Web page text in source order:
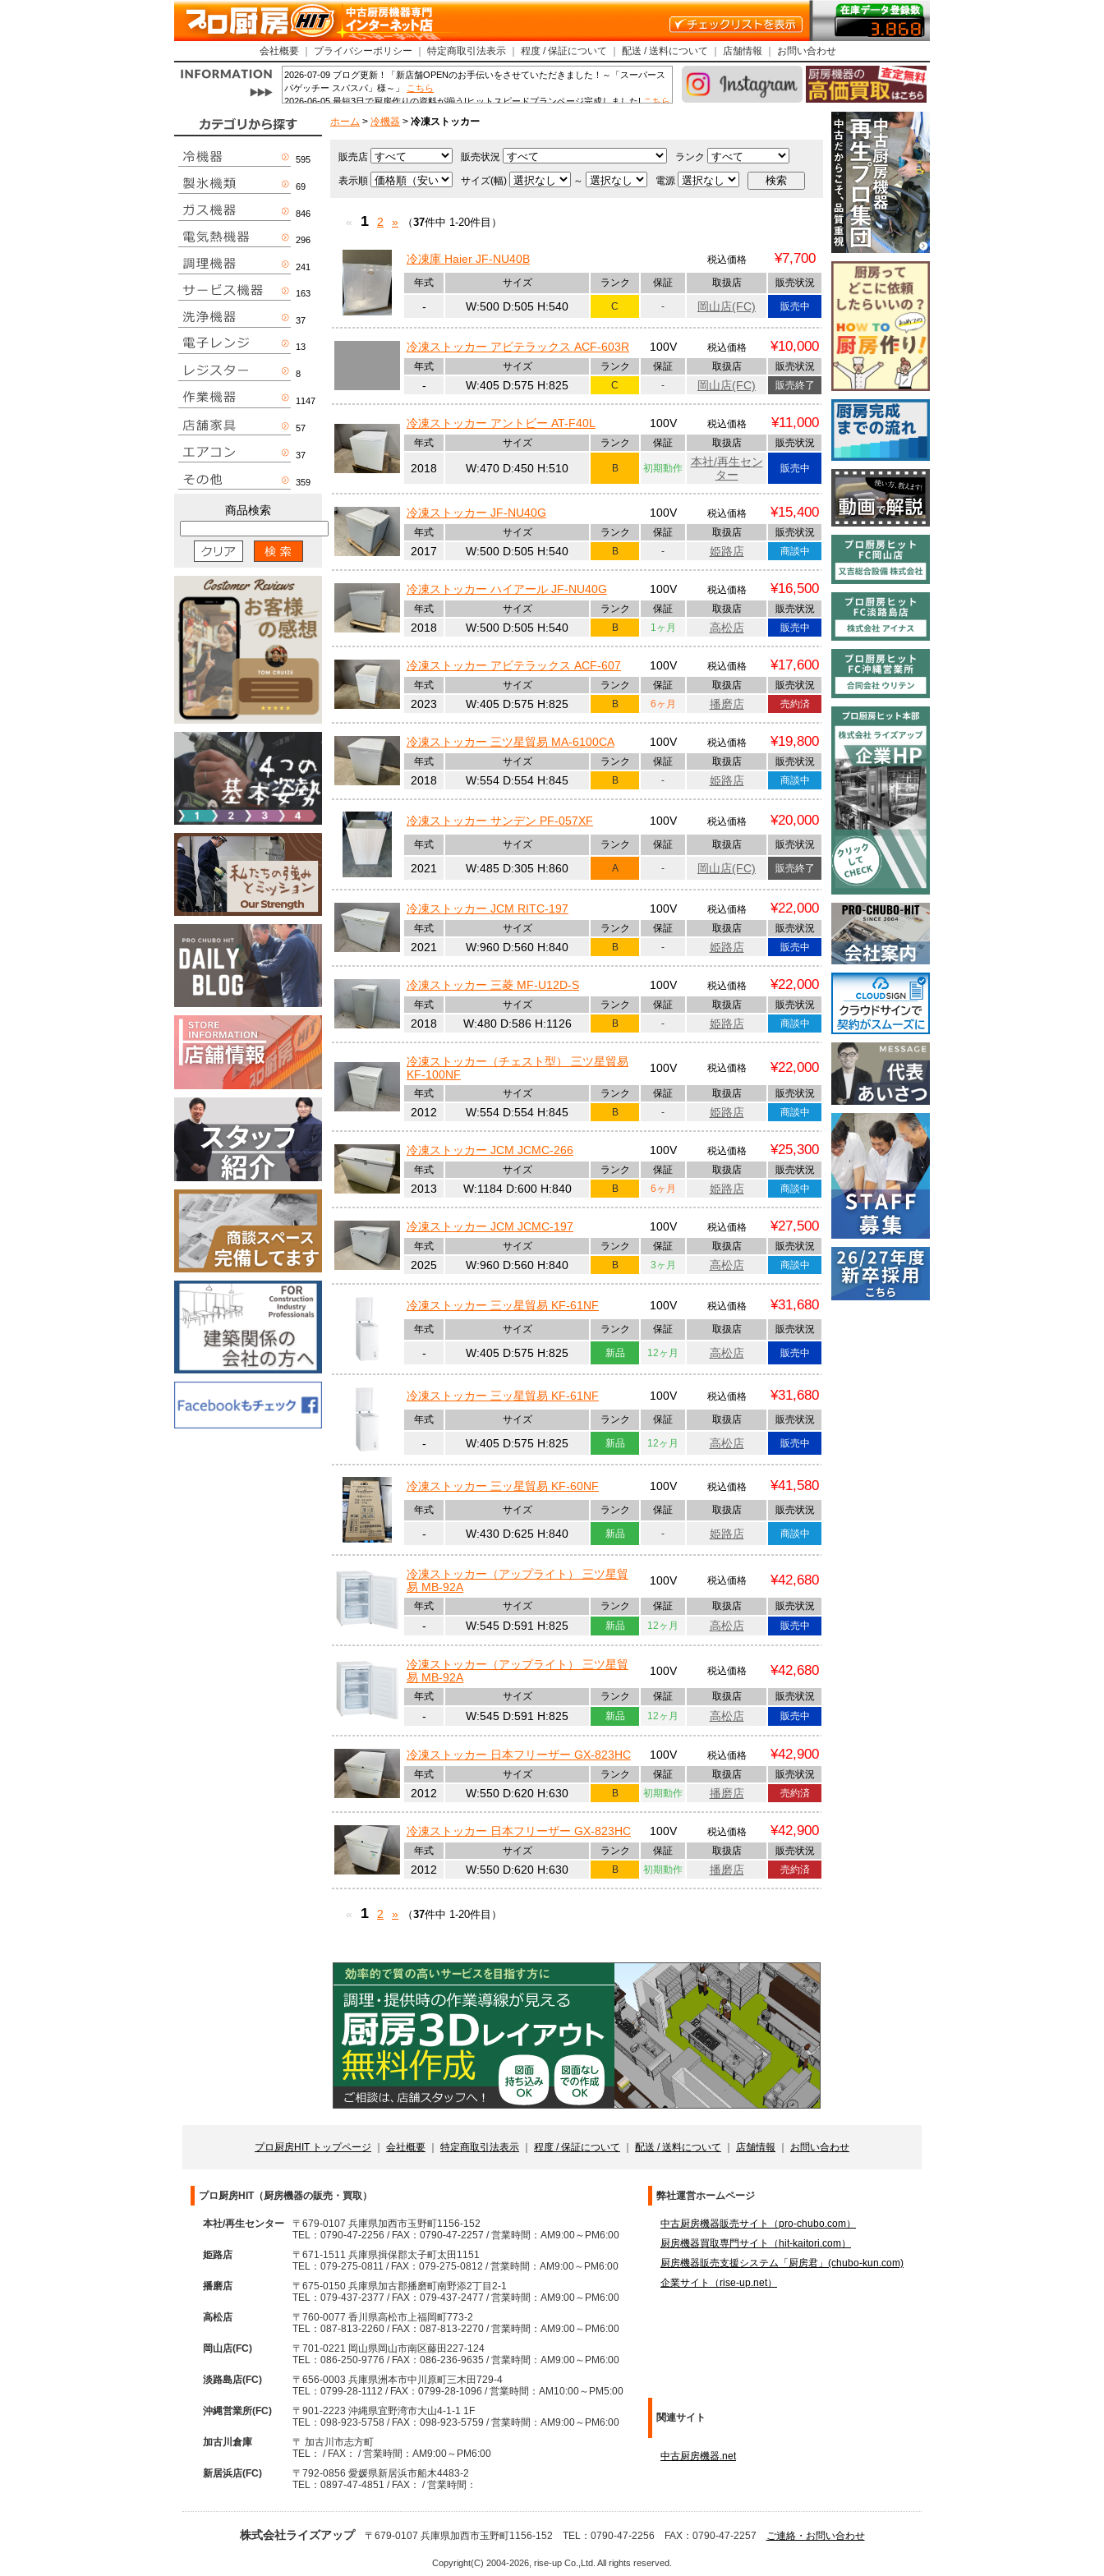
会社概要 プライバシーポリシー 特定商取引法表示 程度 / 保証について 配送 / 送料について 店舗情報 お問い合わせ
2026-07-09 ブログ更新！「新店舗OPENのお手伝いをさせていただきました！～「スーパース
パゲッチー スパスパ」様～」
こちら
2026-06-05 最短3日で厨房作りの資料が揃う!ヒットスピードプランページ完成しました!こちら
2026-04-15 ブログ更新！「【KissFM】 らぁ麺 上杉」
2026-04-02 ブログ更新！「【KissFM】 くるま焼肉店」
2025-12-08 第22期経営指針発表会!
こちら
2025-11-20 【KissFM】 網野家こちら
2025-10-11 ブログ更新！「お菓子屋USAGI様 厨房機器導入のお手伝いをさせていただきまし
た♪」
2025-10-08 ブログ更新！「人気うどん店「のぶ屋」さん 移転のお手伝いしました！！」
ら
2025-10-06 ブログ更新！「【KissFM】 麺屋 べ～ちゃん」
2025-08-05 ブログ更新！「【KissFM】 ベーカリーレインツリー」
2025-06-24 ブログ更新！「香川県に新たなとんかつの名店誕生！厨房機器を搬入設置してきま
した！」
こちら
2025-05-19 ブログ更新！「【KissFM】焼肉工房 みつや 様」
2025-03-31 ブログ更新！「【KissFM】ごはんやさん ときどき おさけ 心音 様」こちら
2025-03-15 ブログ更新！「冷蔵ショーケース・焼き芋焼器の搬入設置をしてきました！」
ら
2025-03-03 ブログ更新！「姫路店 防災訓練隊！」
2025-02-28 ブログ更新！「オーダーメイドの特注うどん釜をご依頼いただきました！！」こち
2025-02-24 ブログ更新!「【KissFM】鯛そばと宇和島鯛めしのお店 鯛の夢 様」こちら
2025-01-21 ブログ更新！「ラショナル製スチームコンベクションオーブン・バリオを使ったキ
ッチンライブ開催！」こちら
2025-01-14 ブログ更新！「【ミキサー入れ替え工事】京都の老舗パン屋さんで施工しまし
た！」
こちら
2024-12-24 ブログ更新！「第21期経営指針発表会」
こちら
2024-11-21 ブログ更新！「冷凍自動販売機 ど冷えもんを5台 買取してきました【IN 沖縄】」
2024-10-23 ブログ更新！「【KissFM】168Gelato Caffe 様」
2024-09-23 姫路店 ?謄???
2024-09-20 ブログ更新!「【KissFM】町屋カフェ つどい場TAO(タオ) 第二幕 様」
2024-07-19 ブログ更新！「【KissFM】お好み焼き ここっ様」
2024-06-13 ブログ更新！「【実演会】調理の幅を広げるRATIONAL製品！」
こちら
2024-06-10 ブログ更新！「【お客様ご紹介】SOFT CREAM MATSUMOTOKE様」
2024-06-05 ブログ更新！「【お客様の声】じゃがぱん様」
2024-05-30 ブログ更新！「【買取】遠方からの依頼！プレハブ冷凍庫を買取！」こちら
2024-05-22 ブログ更新！「【ショールーム】スタッフ向けにバリオ勉強会を開催！」
こちら
2024-05-18 ブログ更新！「常に進化するライズアップ！健康経営優良法人2024に認定！」こ
ちら
2024-05-17 ブログ更新！「KissFMの生放送！アイスやねん。クレープやねん。様」
こちら
2024-05-15 ブログ更新！「鮮度保持装置「DENBA（DENBA Fresh Pro）」導入！」こちら
2024-05-13 ブログ更新！「【実演会】スチコンのキッチンライブ！たくさんの方が参加くださ
いました♪」こちら
2024-05-10 ブログ更新！「【換気設備工事】パン屋さん開業に向けて換気設備工事のご依
頼！」
こちら
2024-05-09 ブログ更新！「【ショールーム】リニューアルオープンに向けてバリオをお試
2024-05-08 ブログ更新！「【厨房機器入替】重量級の機器をカウンター越えで搬入！」
2024-05-01 ブログ更新！「【搬入設置】念入りの事前準備！大型機器を安定させて搬入設
置！」
こちら
2024-04-23 ブログ更新！「【Kiss FM】〆そば屋 播州吉田家様！」こちら
2024-04-18 ブログ更新！「新入社員が入社しました！」こちら
2024-04-08 ブログ更新！「【商品紹介】リーチイン冷凍ショーケース16台入荷しました！」こ
ちら
2024-04-03 ブログ更新！「【お客様の声】源平うどん様」こちら
2024-03-22 ブログ更新！「Kiss FMの生放送！Boulanger petit bonheur様！」こちら
2024-03-18 ブログ更新！「【厨房一式】新カフェOPEN！レイアウトもお任せください♪」 こ
ちら
2024-03-15 ブログ更新！「いつもお世話になっている「松本家」様にブラストチラーを搬入設
置！」こちら
2024-03-12 ブログ更新！「はりまっちの採用イベントに参加しました！」
2024-03-05 ブログ更新！「【入れ替え】ギリギリの折り返し階段！大型台下冷蔵庫搬出入！」
こちら
2024-03-02 ブログ更新！「プレハブ冷凍庫＋餡練機の移設 ～搬入＋組立編～」こちら
2024-02-29 ブログ更新！「プレハブ冷凍庫＋餡練機の移設！～搬出編～」
こちら
2024-02-22 ブログ更新！「お客様の声 ボムナルチキン様！」こちら
2024-02-21 ブログ更新！「【厨房機器一式】西宮市に焼き菓子屋がオープン！」
2024-02-16 ブログ更新！「【お客様の声】景膳舎 空種様」こちら
2024-02-16 ブログ更新！「KissFMの生放送！鳥とも様！」こちら
2024-02-15 ブログ更新！「【空調設備】エアコンの入れ替え工事！」こちら
2024-01-30 ブログ更新！「約8年間お付き合いがあるお客様！加古川駅前に新店舗！」こちら
2024-01-23 ブログ更新！「水と油のフライヤー！WAOフライヤーを導入！」
2024-01-20 ブログ更新！「【買取】難易度MAX！デッキオーブン解体して搬出！」こちら
2024-01-19 ブログ更新！「【厨房一式案件】入社2年目営業マン担当の神戸長田区新店舗！」
こちら
2024-01-18 ブログ更新！「Kissfmの生放送！景膳舎 空種様！」こちら
2024-01-17 ブログ更新！「営業時間前に完了！ ドロワー式冷凍庫＆電気式餃子焼機を移設！」
こちら
2024-01-10 ブログ更新！「RATIONAL KITCHEN LIVE！！」
2024-01-05 ブログ更新！「新年明けましておめでとうございます。」こちら
2023-12-28 ブログ更新！「本年も大変お世話になりました。」
2023-12-28 ブログ更新！「第20期経営指針発表会」こちら
2023-12-26 ブログ更新！「【買取】約500kgの機器を横倒して搬出成功！」
こちら
2023-12-25 ブログ更新！「KissFMの生放送！天垣内ラーメン星と月様！」こちら
2023-12-20 ブログ更新！「プレハブ冷蔵庫展示中！！」
2023-12-02 ブログ更新！「姫路市役所前にパン屋さんができました。」
2023-11-22 ブログ更新！「ラショナル実演会～IN高松～」こちら
2023-11-17 ブログ更新！「KissFMの生放送！源平うどん様！」こちら
2023-11-16 ブログ更新！「【お客様の声】中國菜 有道理様」 こちら
2023-11-15 ブログ更新！「内定者に向けてインターンシップを実施♪」こちら
2023-11-11 ブログ更新！「稲美町のケーキ屋さんの試作会♪」
2023-11-02 ブログ更新！「CADオペレーターと現場調査へ！」こちら
2023-10-26 ブログ更新！「もうすぐオープンするケーキ屋さんの試作会♪」
こちら
2023-10-19 ブログ更新！「KissFMの生放送！有道理様！」 こちら
2023-10-18 ブログ更新！「買取見積の動画マニュアル撮影会！」こちら
2023-10-17 ブログ更新！「お客様から移転のご依頼！もうすぐオープンです！」こちら
2023-10-04 ブログ更新！「稲美町のケーキ屋さん！やっと厨房機器搬入できました♪」こちら
2023-09-27 ブログ更新！「徳島県で換気フード工事！」こちら
2023-09-22 ブログ更新！「KissFMの生放送！korean cafe dinning omoroza様」
595
69
846
296
241
163
37
13
8
1147
57
37
359
商品検索
ホーム > 冷機器 > 冷凍ストッカー
販売店 販売状況 ランク
表示順 サイズ(幅) ～ 電源
« 1 2 » （37件中 1-20件目）
冷凍庫 Haier JF-NU40B 税込価格 ¥7,700
年式 サイズ ランク 保証 取扱店 販売状況
- W:500 D:505 H:540 C - 岡山店(FC) 販売中
冷凍ストッカー アビテラックス ACF-603R 100V 税込価格 ¥10,000
年式 サイズ ランク 保証 取扱店 販売状況
- W:405 D:575 H:825 C - 岡山店(FC) 販売終了
冷凍ストッカー アントビー AT-F40L 100V 税込価格 ¥11,000
年式 サイズ ランク 保証 取扱店 販売状況
2018 W:470 D:450 H:510 B 初期動作
本社/再生セン
ター
販売中
冷凍ストッカー JF-NU40G 100V 税込価格 ¥15,400
年式 サイズ ランク 保証 取扱店 販売状況
2017 W:500 D:505 H:540 B - 姫路店 商談中
冷凍ストッカー ハイアール JF-NU40G 100V 税込価格 ¥16,500
年式 サイズ ランク 保証 取扱店 販売状況
2018 W:500 D:505 H:540 B 1ヶ月 高松店 販売中
冷凍ストッカー アビテラックス ACF-607 100V 税込価格 ¥17,600
年式 サイズ ランク 保証 取扱店 販売状況
2023 W:405 D:575 H:825 B 6ヶ月 播磨店 売約済
冷凍ストッカー 三ツ星貿易 MA-6100CA 100V 税込価格 ¥19,800
年式 サイズ ランク 保証 取扱店 販売状況
2018 W:554 D:554 H:845 B - 姫路店 商談中
冷凍ストッカー サンデン PF-057XF 100V 税込価格 ¥20,000
年式 サイズ ランク 保証 取扱店 販売状況
2021 W:485 D:305 H:860 A - 岡山店(FC) 販売終了
冷凍ストッカー JCM RITC-197 100V 税込価格 ¥22,000
年式 サイズ ランク 保証 取扱店 販売状況
2021 W:960 D:560 H:840 B - 姫路店 販売中
冷凍ストッカー 三菱 MF-U12D-S 100V 税込価格 ¥22,000
年式 サイズ ランク 保証 取扱店 販売状況
2018 W:480 D:586 H:1126 B - 姫路店 商談中
冷凍ストッカー（チェスト型） 三ツ星貿易
KF-100NF
100V 税込価格 ¥22,000
年式 サイズ ランク 保証 取扱店 販売状況
2012 W:554 D:554 H:845 B - 姫路店 商談中
冷凍ストッカー JCM JCMC-266 100V 税込価格 ¥25,300
年式 サイズ ランク 保証 取扱店 販売状況
2013 W:1184 D:600 H:840 B 6ヶ月 姫路店 商談中
冷凍ストッカー JCM JCMC-197 100V 税込価格 ¥27,500
年式 サイズ ランク 保証 取扱店 販売状況
2025 W:960 D:560 H:840 B 3ヶ月 高松店 商談中
冷凍ストッカー 三ッ星貿易 KF-61NF 100V 税込価格 ¥31,680
年式 サイズ ランク 保証 取扱店 販売状況
- W:405 D:575 H:825 新品 12ヶ月 高松店 販売中
冷凍ストッカー 三ッ星貿易 KF-61NF 100V 税込価格 ¥31,680
年式 サイズ ランク 保証 取扱店 販売状況
- W:405 D:575 H:825 新品 12ヶ月 高松店 販売中
冷凍ストッカー 三ッ星貿易 KF-60NF 100V 税込価格 ¥41,580
年式 サイズ ランク 保証 取扱店 販売状況
- W:430 D:625 H:840 新品 - 姫路店 商談中
冷凍ストッカー（アップライト） 三ツ星貿
易 MB-92A
100V 税込価格 ¥42,680
年式 サイズ ランク 保証 取扱店 販売状況
- W:545 D:591 H:825 新品 12ヶ月 高松店 販売中
冷凍ストッカー（アップライト） 三ツ星貿
易 MB-92A
100V 税込価格 ¥42,680
年式 サイズ ランク 保証 取扱店 販売状況
- W:545 D:591 H:825 新品 12ヶ月 高松店 販売中
冷凍ストッカー 日本フリーザー GX-823HC 100V 税込価格 ¥42,900
年式 サイズ ランク 保証 取扱店 販売状況
2012 W:550 D:620 H:630 B 初期動作 播磨店 売約済
冷凍ストッカー 日本フリーザー GX-823HC 100V 税込価格 ¥42,900
年式 サイズ ランク 保証 取扱店 販売状況
2012 W:550 D:620 H:630 B 初期動作 播磨店 売約済
« 1 2 » （37件中 1-20件目）
プロ厨房HIT トップページ 会社概要 特定商取引法表示 程度 / 保証について 配送 / 送料について 店舗情報 お問い合わせ
プロ厨房HIT（厨房機器の販売・買取） 弊社運営ホームページ
本社/再生センター
〒679-0107 兵庫県加西市玉野町1156-152
TEL：0790-47-2256 / FAX：0790-47-2257 / 営業時間：AM9:00～PM6:00
姫路店
〒671-1511 兵庫県揖保郡太子町太田1151
TEL：079-275-0811 / FAX：079-275-0812 / 営業時間：AM9:00～PM6:00
播磨店
〒675-0150 兵庫県加古郡播磨町南野添2丁目2-1
TEL：079-437-2377 / FAX：079-437-2477 / 営業時間：AM9:00～PM6:00
高松店
〒760-0077 香川県高松市上福岡町773-2
TEL：087-813-2260 / FAX：087-813-2270 / 営業時間：AM9:00～PM6:00
岡山店(FC)
〒701-0221 岡山県岡山市南区藤田227-124
TEL：086-250-9776 / FAX：086-236-9635 / 営業時間：AM9:00～PM6:00
淡路島店(FC)
〒656-0003 兵庫県洲本市中川原町三木田729-4
TEL：0799-28-1112 / FAX：0799-28-1096 / 営業時間：AM10:00～PM5:00
沖縄営業所(FC)
〒901-2223 沖縄県宜野湾市大山4-1-1 1F
TEL：098-923-5758 / FAX：098-923-5759 / 営業時間：AM9:00～PM6:00
加古川倉庫
〒 加古川市志方町
TEL： / FAX： / 営業時間：AM9:00～PM6:00
新居浜店(FC)
〒792-0856 愛媛県新居浜市船木4483-2
TEL：0897-47-4851 / FAX： / 営業時間：
中古厨房機器販売サイト（pro-chubo.com）
厨房機器買取専門サイト（hit-kaitori.com）
厨房機器販売支援システム「厨房君」(chubo-kun.com)
企業サイト（rise-up.net）
関連サイト
中古厨房機器.net
株式会社ライズアップ 〒679-0107 兵庫県加西市玉野町1156-152 TEL：0790-47-2256 FAX：0790-47-2257 ご連絡・お問い合わせ
Copyright(C) 2004-2026, rise-up Co.,Ltd. All rights reserved.